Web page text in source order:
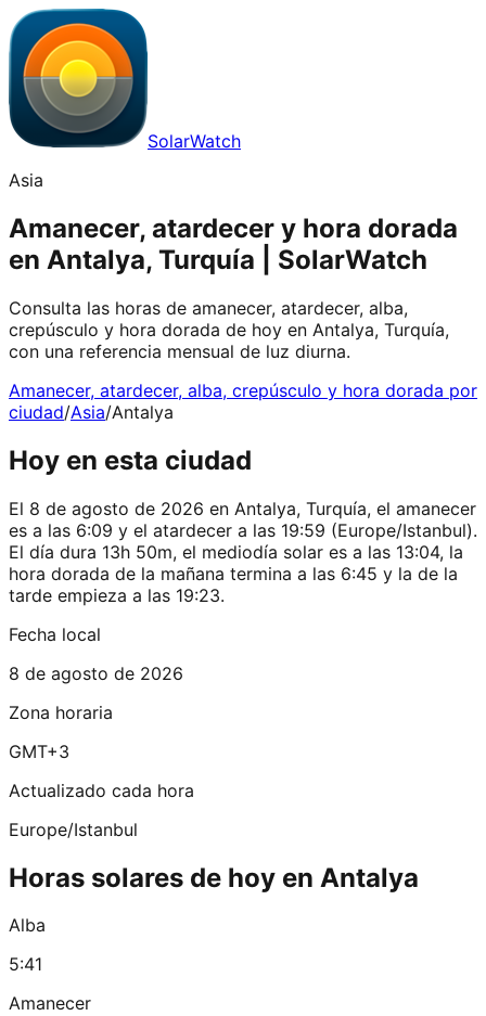
SolarWatch
Asia
Amanecer, atardecer y hora dorada
en Antalya, Turquía | SolarWatch
Consulta las horas de amanecer, atardecer, alba,
crepúsculo y hora dorada de hoy en Antalya, Turquía,
con una referencia mensual de luz diurna.
Amanecer, atardecer, alba, crepúsculo y hora dorada por
ciudad/Asia/Antalya
Hoy en esta ciudad
El 8 de agosto de 2026 en Antalya, Turquía, el amanecer
es a las 6:09 y el atardecer a las 19:59 (Europe/Istanbul).
El día dura 13h 50m, el mediodía solar es a las 13:04, la
hora dorada de la mañana termina a las 6:45 y la de la
tarde empieza a las 19:23.
Fecha local
8 de agosto de 2026
Zona horaria
GMT+3
Actualizado cada hora
Europe/Istanbul
Horas solares de hoy en Antalya
Alba
5:41
Amanecer